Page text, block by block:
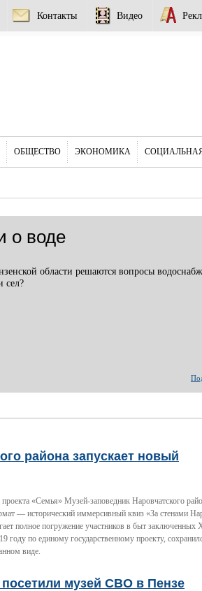
Контакты Видео
ОБЩЕСТВО ЭКОНОМИКА
о воде
области решаются вопросы
сел?
района запускает новый
«Семья» Музей-заповедник Наровчатского
— исторический иммерсивный квиз «За стенами
полное погружение участников в быт заключенных
году по единому государственному проекту,
виде.
музей СВО в Пензе